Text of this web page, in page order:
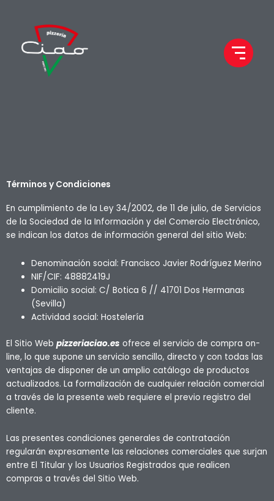
Términos y Condiciones
En cumplimiento de la Ley 34/2002, de 11 de julio, de Servicios
de la Sociedad de la Información y del Comercio Electrónico,
se indican los datos de información general del sitio Web:
Denominación social: Francisco Javier Rodríguez Merino
NIF/CIF: 48882419J
Domicilio social: C/ Botica 6 // 41701 Dos Hermanas
(Sevilla)
Actividad social: Hostelería
El Sitio Web pizzeriaciao.es ofrece el servicio de compra on-
line, lo que supone un servicio sencillo, directo y con todas las
ventajas de disponer de un amplio catálogo de productos
actualizados. La formalización de cualquier relación comercial
a través de la presente web requiere el previo registro del
cliente.
Las presentes condiciones generales de contratación
regularán expresamente las relaciones comerciales que surjan
entre El Titular y los Usuarios Registrados que realicen
compras a través del Sitio Web.